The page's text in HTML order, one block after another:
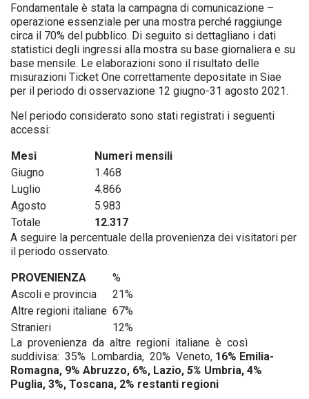
Fondamentale è stata la campagna di comunicazione –
operazione essenziale per una mostra perché raggiunge
circa il 70% del pubblico. Di seguito si dettagliano i dati
statistici degli ingressi alla mostra su base giornaliera e su
base mensile. Le elaborazioni sono il risultato delle
misurazioni Ticket One correttamente depositate in Siae
per il periodo di osservazione 12 giugno-31 agosto 2021.
Nel periodo considerato sono stati registrati i seguenti
accessi:
Mesi
Numeri mensili
Giugno
1.468
Luglio
4.866
Agosto
5.983
Totale
12.317
A seguire la percentuale della provenienza dei visitatori per
il periodo osservato.
PROVENIENZA
%
Ascoli e provincia
21%
Altre regioni italiane 67%
Stranieri
12%
La provenienza da altre regioni italiane è così
suddivisa: 35% Lombardia, 20% Veneto, 16% Emilia-
Romagna, 9% Abruzzo, 6%, Lazio, 5% Umbria, 4%
Puglia, 3%, Toscana, 2% restanti regioni